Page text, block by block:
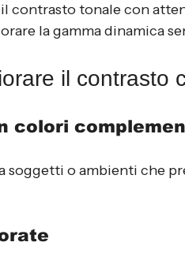
contrasto tonale con
la gamma dinamica
il contrasto
colori
soggetti o ambienti che